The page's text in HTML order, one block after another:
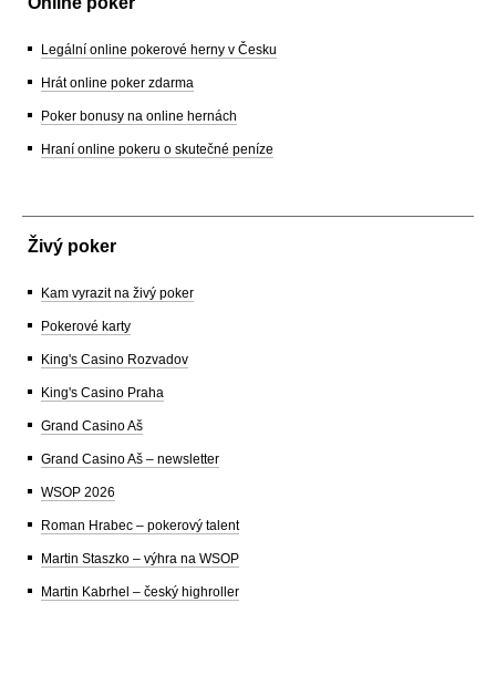
Legální online pokerové herny v Česku
Hrát online poker zdarma
Poker bonusy na online hernách
Hraní online pokeru o skutečné peníze
Živý poker
Kam vyrazit na živý poker
Pokerové karty
King's Casino Rozvadov
King's Casino Praha
Grand Casino Aš
Grand Casino Aš – newsletter
WSOP 2026
Roman Hrabec – pokerový talent
Martin Staszko – výhra na WSOP
Martin Kabrhel – český highroller